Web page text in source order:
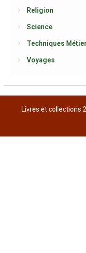
Religion
Science
Techniques
Voyages
Livres et